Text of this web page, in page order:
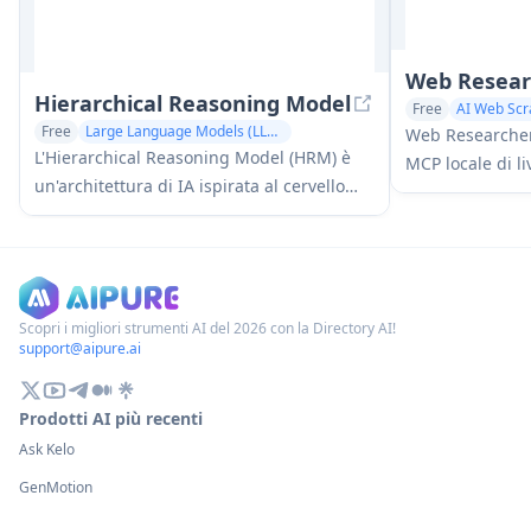
Hierarchical Reasoning Model
Free
Large Language Models (LLMs)
Research Tools
L'Hierarchical Reasoning Model (HRM) è
un'architettura di IA ispirata al cervello
che raggiunge eccezionali capacità di
parametri, utilizzando due moduli
ricorrenti interdipendenti per la
pianificazione astratta e i calcoli
dettagliati.
Web
Free AI Web
Web
MCP locale di
consente agli
Scopri i migliori strumenti AI del 2026 con la Directory AI!
support@aipure.ai
Prodotti AI più recenti
Ask Kelo
GenMotion